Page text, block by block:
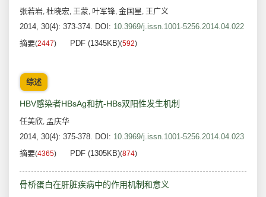
张若岩, 杜晓宏, 王蒙, 叶军锋, 金国星, 王广义
2014, 30(4): 373-374. DOI: 10.3969/j.issn.1001-5256.2014.04.022
摘要(2447) PDF (1345KB)(592)
综述
HBV感染者HBsAg和抗-HBs双阳性发生机制
任美欣, 孟庆华
2014, 30(4): 375-378. DOI: 10.3969/j.issn.1001-5256.2014.04.023
摘要(4365) PDF (1305KB)(874)
骨桥蛋白在肝脏疾病中的作用机制和意义